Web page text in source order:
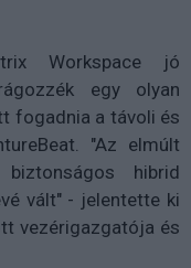
Workspace jó
egy olyan
fogadnia a távoli és
"Az elmúlt
hibrid
vált" - jelentette ki
vezérigazgatója és